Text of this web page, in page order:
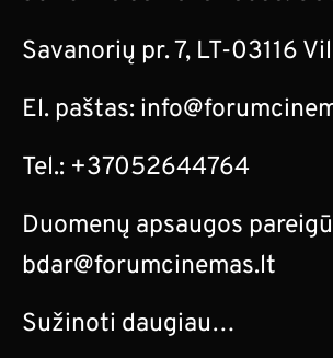
Savanorių pr. 7, LT-03116
El. paštas:
Tel.: +37052644764
Duomenų apsaugos
bdar@forumcinemas.lt
Sužinoti daugiau…